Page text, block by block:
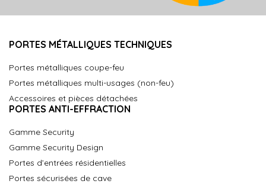
PORTES MÉTALLIQUES TECHNIQUES
Portes métalliques coupe-feu
Portes métalliques multi-usages (non-feu)
Accessoires et pièces détachées
PORTES ANTI-EFFRACTION
Gamme Security
Gamme Security Design
Portes d’entrées résidentielles
Portes sécurisées de cave